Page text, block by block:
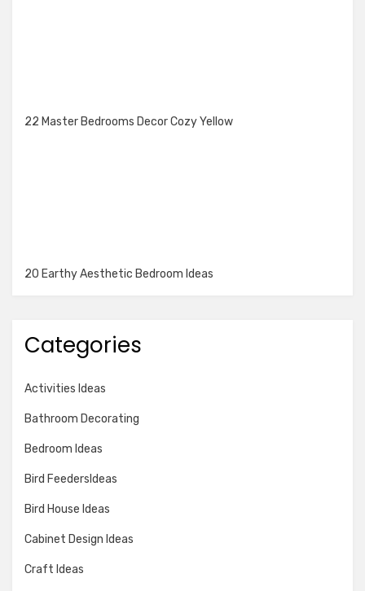
22 Master Bedrooms Decor Cozy Yellow
20 Earthy Aesthetic Bedroom Ideas
Categories
Activities Ideas
Bathroom Decorating
Bedroom Ideas
Bird FeedersIdeas
Bird House Ideas
Cabinet Design Ideas
Craft Ideas